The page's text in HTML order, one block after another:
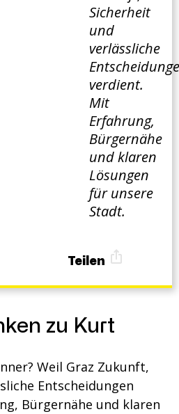
Sicherheit
und
verlässliche
verdient.
Mit
Erfahrung,
Bürgernähe
und klaren
Lösungen
für unsere
Stadt.
Teilen
zu Kurt
Weil Graz Zukunft,
Entscheidungen
Bürgernähe und klaren